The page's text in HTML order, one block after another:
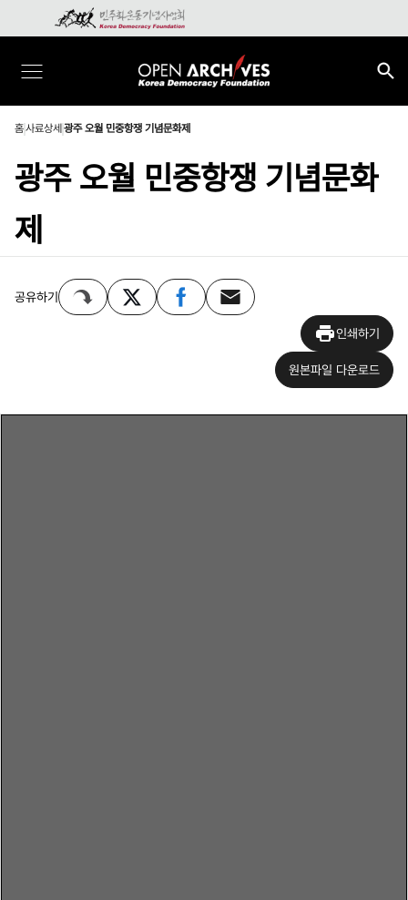
홈사료상세 광주 오월 민중항쟁 기념문화제
광주 오월 민중항쟁 기념문화
제
공유하기
인쇄하기
원본파일 다운로드